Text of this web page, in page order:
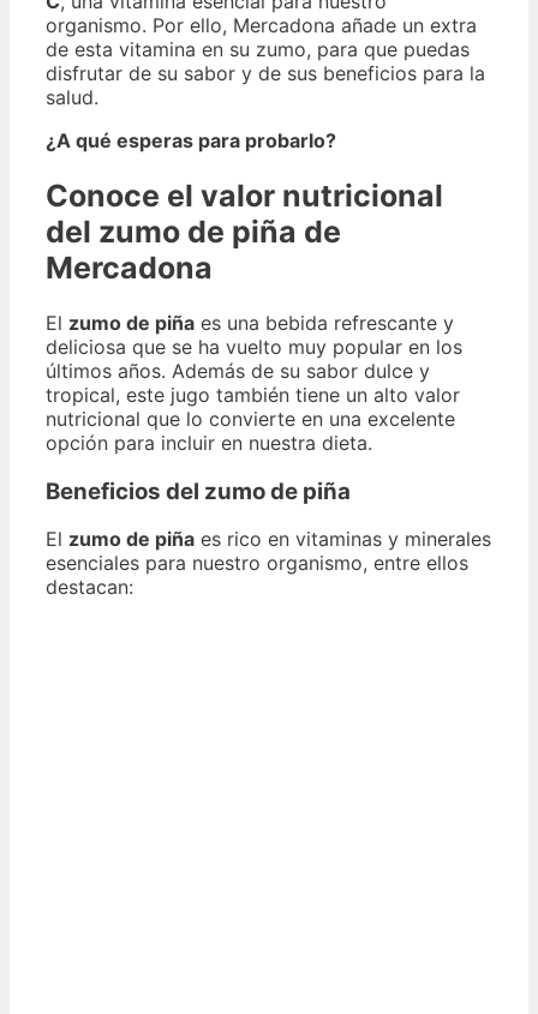
organismo. Por ello, Mercadona añade un extra
de esta vitamina en su zumo, para que puedas
disfrutar de su sabor y de sus beneficios para la
salud.
¿A qué esperas para probarlo?
Conoce el valor nutricional
del zumo de piña de
Mercadona
El zumo de piña es una bebida refrescante y
deliciosa que se ha vuelto muy popular en los
últimos años. Además de su sabor dulce y
tropical, este jugo también tiene un alto valor
nutricional que lo convierte en una excelente
opción para incluir en nuestra dieta.
Beneficios del zumo de piña
El zumo de piña es rico en vitaminas y minerales
esenciales para nuestro organismo, entre ellos
destacan: